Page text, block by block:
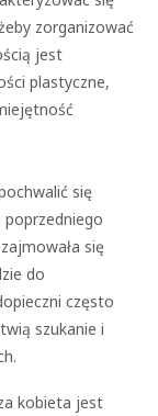
zorganizować
jest
plastyczne,
się
się
do
często
szukanie i
kobieta jest